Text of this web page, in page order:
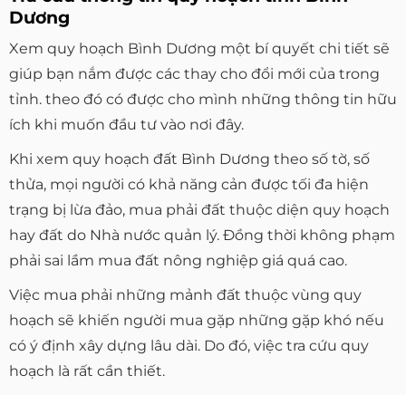
Dương
Xem quy hoạch Bình Dương một bí quyết chi tiết sẽ
giúp bạn nắm được các thay cho đổi mới của trong
tỉnh. theo đó có được cho mình những thông tin hữu
ích khi muốn đầu tư vào nơi đây.
Khi xem quy hoạch đất Bình Dương theo số tờ, số
thửa, mọi người có khả năng cản được tối đa hiện
trạng bị lừa đảo, mua phải đất thuộc diện quy hoạch
hay đất do Nhà nước quản lý. Đồng thời không phạm
phải sai lầm mua đất nông nghiệp giá quá cao.
Việc mua phải những mảnh đất thuộc vùng quy
hoạch sẽ khiến người mua gặp những gặp khó nếu
có ý định xây dựng lâu dài. Do đó, việc tra cứu quy
hoạch là rất cần thiết.